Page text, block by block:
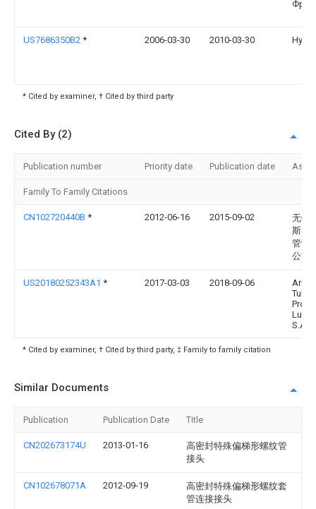
US7686350B2 * 2006-03-30 2010-03-30
* Cited by examiner, † Cited by third party
Cited By (2)
Publication number Priority date Publication date
Family To Family Citations
CN102720440B * 2012-06-16 2015-09-02
无锡
斯石
管制
公司
US20180252343A1 * 2017-03-03 2018-09-06
S.A.
* Cited by examiner, † Cited by third party, ‡ Family to family citation
Similar Documents
Publication Publication Date Title
CN202673174U 2013-01-16
高密封特殊偏梯形螺纹管
接头
CN102678071A 2012-09-19
高密封特殊偏梯形螺纹套
管连接接头